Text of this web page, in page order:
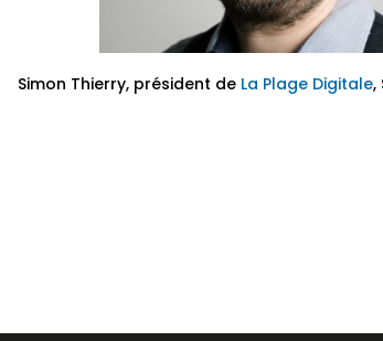
Simon Thierry, président de La Plage Digitale,